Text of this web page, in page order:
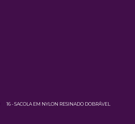
16 - SACOLA EM NYLON RESINADO DOBRÁVEL